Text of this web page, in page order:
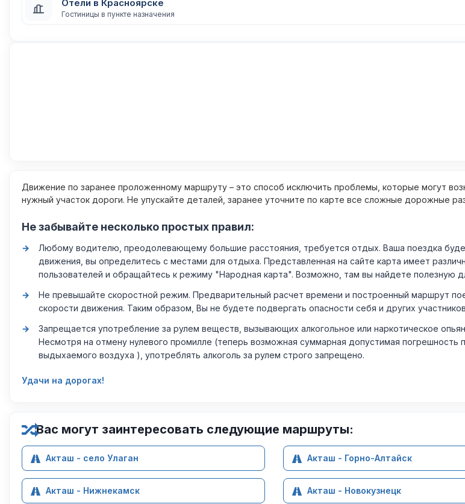
Отели в Красноярске
Гостиницы в пункте назначения
Движение по заранее проложенному маршруту – это способ исключить проблемы, которые могут
нужный участок дороги. Не упускайте деталей, заранее уточните по карте все сложные дорожные
Не забывайте несколько простых правил:
Любому водителю, преодолевающему большие расстояния, требуется отдых. Ваша поездка
движения, вы определитесь с местами для отдыха. Представленная на сайте карта имеет
пользователей и обращайтесь к режиму "Народная карта". Возможно, там вы найдете полезную
Не превышайте скоростной режим. Предварительный расчет времени и построенный маршрут
скорости движения. Таким образом, Вы не будете подвергать опасности себя и других
Запрещается употребление за рулем веществ, вызывающих алкогольное или наркотическое
Несмотря на отмену нулевого промилле (теперь возможная суммарная допустимая погрешность
выдыхаемого воздуха ), употреблять алкоголь за рулем строго запрещено.
Удачи на дорогах!
Вас могут заинтересовать следующие маршруты:
Акташ - село Улаган Акташ - Горно-Алтайск
Акташ - Нижнекамск Акташ - Новокузнецк